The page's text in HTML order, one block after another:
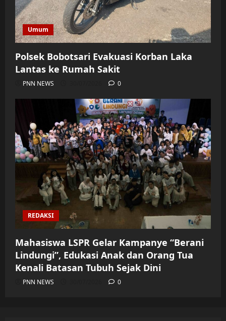
Umum
Polsek Bobotsari Evakuasi Korban Laka
Lantas ke Rumah Sakit
PNN NEWS 0
REDAKSI
Mahasiswa LSPR Gelar Kampanye “Berani
Lindungi”, Edukasi Anak dan Orang Tua
Kenali Batasan Tubuh Sejak Dini
PNN NEWS 0